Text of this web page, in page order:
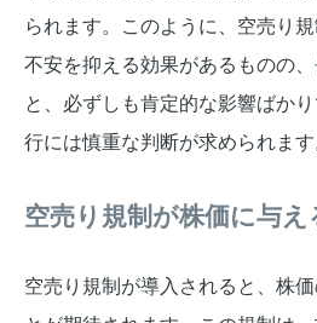
られます。このように、空売り
不安を抑える効果があるものの
と、必ずしも肯定的な影響ばか
行には慎重な判断が求められます
空売り規制が株価に与え
空売り規制が導入されると、株